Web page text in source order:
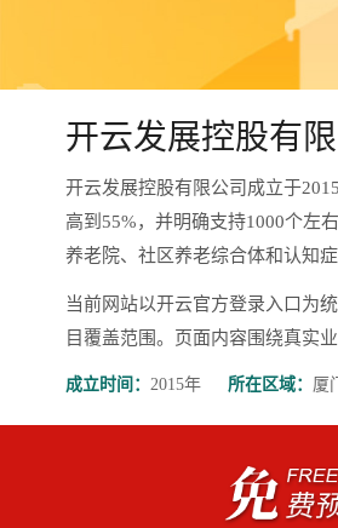
开云发展控股有
开云发展控股有限公司成立于
高到55%，并明确支持1000个左
养老院、社区养老综合体和认知
当前网站以开云官方登录入口为
目覆盖范围。页面内容围绕真实
成立时间： 2015年 所在区域： 厦